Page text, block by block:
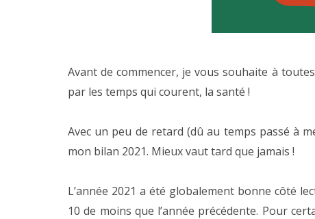
Avant de commencer, je vous souhaite à
par les temps qui courent, la santé !
Avec un peu de retard (dû au temps passé à
mon bilan 2021. Mieux vaut tard que jamais !
L’année 2021 a été globalement bonne côté
10 de moins que l’année précédente. Pour